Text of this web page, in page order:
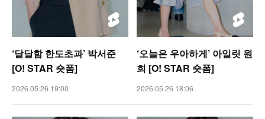
‘달달함 한도초과’ 박서준
[O! STAR 숏폼]
2026.05.26 19:00
‘오늘은 우아하게’ 아일릿 원
희 [O! STAR 숏폼]
2026.05.26 18:06